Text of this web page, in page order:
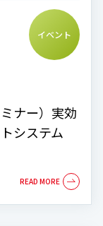
イベント
ナー）実効
システム